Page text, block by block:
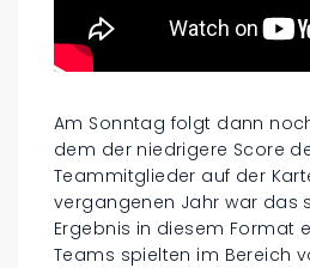
Am Sonntag folgt dann
dem der niedrigere Score
Teammitglieder auf der
vergangenen Jahr war das
Ergebnis in diesem Format
Teams spielten im Bereich